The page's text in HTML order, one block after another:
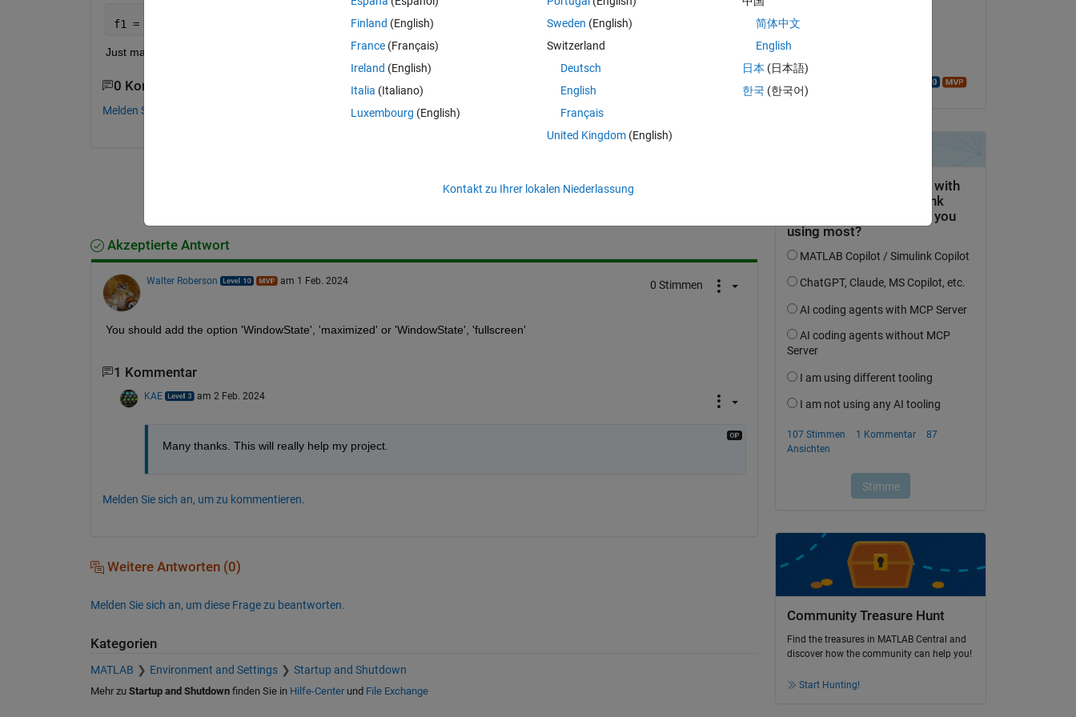
f1 = figure( 'outerposition'
Just making sure I'm not missing anything.
0 Kommentare
Melden Sie sich an, um zu kommentieren.
Akzeptierte Antwort
Walter Roberson am 1 Feb. 2024 0 Stimmen
You should add the option 'WindowState', 'maximized' or 'WindowState', 'fullscreen'
1 Kommentar
KAE am 2 Feb. 2024
Many thanks. This will really help my project.
Melden Sie sich an, um zu kommentieren.
Weitere Antworten (0)
Melden Sie sich an, um diese Frage zu beantworten.
Kategorien
MATLAB Environment and Settings Startup and Shutdown
Mehr zu Startup and Shutdownfinden Sie in Hilfe-Centerund File Exchange
am 2 Feb. 2024
Akzeptiert:
Community Treasure Hunt
Find the treasures in MATLAB Central and
discover how the community can help you!
Start Hunting!
Finland (English)
France (Français)
Ireland (English)
Italia (Italiano)
Luxembourg (English)
Sweden (English)
Switzerland
Deutsch
English
Français
United Kingdom(English)
简体中文
English
日本 (日本語)
한국 (한국어)
Kontakt zu Ihrer lokalen Niederlassung